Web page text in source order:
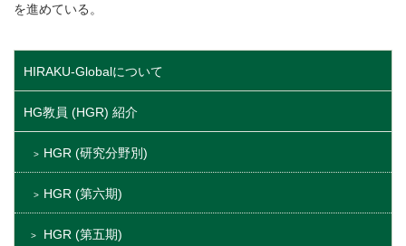
を進めている。
HIRAKU-Globalについて
HG教員 (HGR) 紹介
HGR (研究分野別)
HGR (第六期)
HGR (第五期)